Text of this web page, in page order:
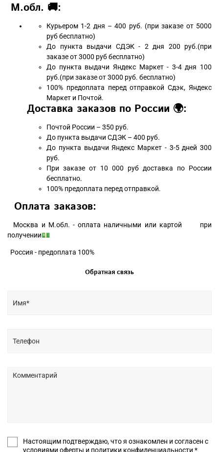
М.обл. 🚚:
Курьером 1-2 дня – 400 руб. (при заказе от 5000
руб бесплатно)
До пункта выдачи СДЭК - 2 дня 200 руб.(при
заказе от 3000 руб бесплатно)
До пункта выдачи Яндекс Маркет - 3-4 дня 100
руб.(при заказе от 3000 руб. бесплатно)
100% предоплата перед отправкой Сдэк, Яндекс
Маркет и Почтой.
Доставка заказов по России 🌍:
Почтой России – 350 руб.
До пункта выдачи СДЭК – 400 руб.
До пункта выдачи Яндекс Маркет - 3-5 дней 300
руб.
При заказе от 10 000 руб доставка по России
бесплатно.
100% предоплата перед отправкой.
Оплата заказов:
Москва и М.обл. - оплата наличными или картой при
получении💵
Россия - предоплата 100%
Обратная связь
Настоящим подтверждаю, что я ознакомлен и согласен с
условиями оферты и политики конфиденциальности *